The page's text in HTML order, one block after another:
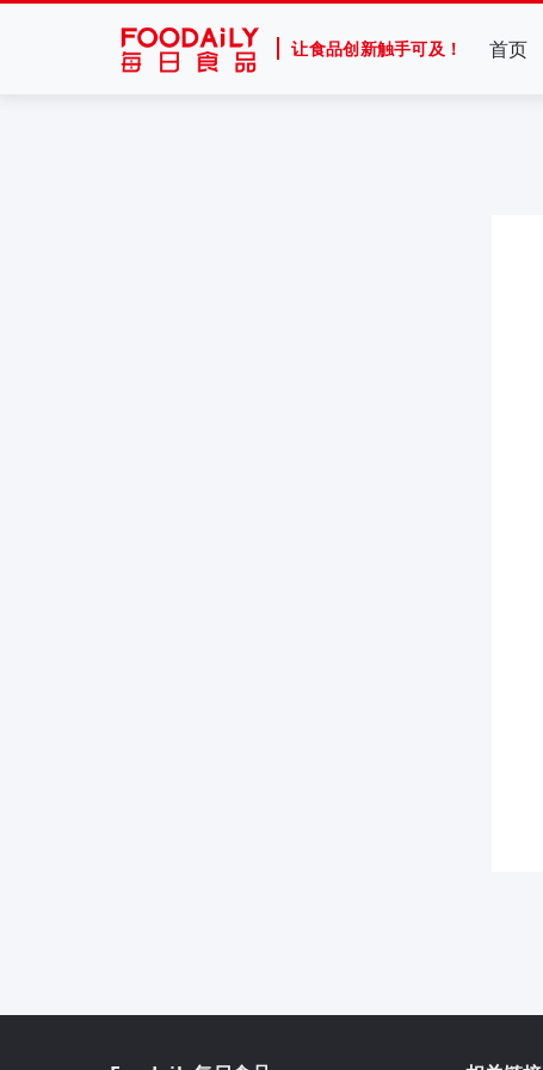
让食品创新触手可及！ 首页